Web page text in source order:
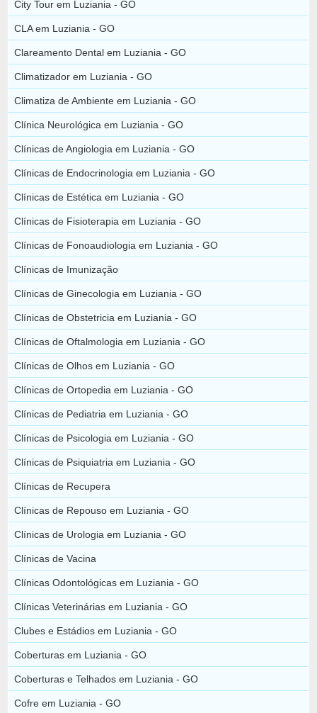
City Tour em Luziania - GO
CLA em Luziania - GO
Clareamento Dental em Luziania - GO
Climatizador em Luziania - GO
Climatiza de Ambiente em Luziania - GO
Clínica Neurológica em Luziania - GO
Clínicas de Angiologia em Luziania - GO
Clínicas de Endocrinologia em Luziania - GO
Clínicas de Estética em Luziania - GO
Clínicas de Fisioterapia em Luziania - GO
Clínicas de Fonoaudiologia em Luziania - GO
Clínicas de Imunização
Clínicas de Ginecologia em Luziania - GO
Clínicas de Obstetricia em Luziania - GO
Clínicas de Oftalmologia em Luziania - GO
Clínicas de Olhos em Luziania - GO
Clínicas de Ortopedia em Luziania - GO
Clínicas de Pediatria em Luziania - GO
Clínicas de Psicologia em Luziania - GO
Clínicas de Psiquiatria em Luziania - GO
Clínicas de Recupera
Clínicas de Repouso em Luziania - GO
Clínicas de Urologia em Luziania - GO
Clínicas de Vacina
Clínicas Odontológicas em Luziania - GO
Clínicas Veterinárias em Luziania - GO
Clubes e Estádios em Luziania - GO
Coberturas em Luziania - GO
Coberturas e Telhados em Luziania - GO
Cofre em Luziania - GO